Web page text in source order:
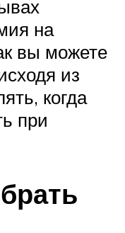
на
вы можете
из
когда
при